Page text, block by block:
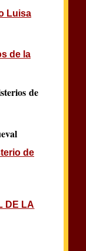
Luisa
de la
de
de
DE LA